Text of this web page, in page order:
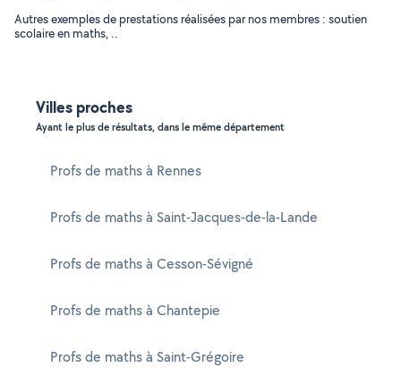
Autres exemples de prestations réalisées par nos membres : soutien
scolaire en maths, ..
Villes proches
Ayant le plus de résultats, dans le même département
Profs de maths à Rennes
Profs de maths à Saint-Jacques-de-la-Lande
Profs de maths à Cesson-Sévigné
Profs de maths à Chantepie
Profs de maths à Saint-Grégoire